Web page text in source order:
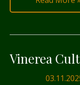
Vinerea
Vinerea